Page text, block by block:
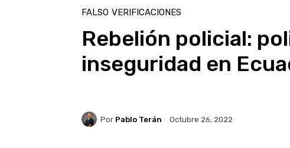
FALSO VERIFICACIONES
Rebelión policial:
inseguridad en
Por Pablo Terán Octubre 26, 2022